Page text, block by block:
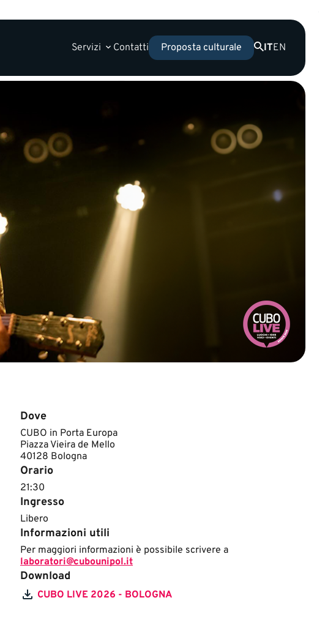
Servizi Contatti Proposta culturale ITEN
Dove
CUBO in Porta Europa
Piazza Vieira de Mello
40128 Bologna
Orario
​21:30
Ingresso
Libero
Informazioni utili
Per maggiori informazioni è possibile scrivere a
laboratori@cubounipol.it
Download
CUBO LIVE 2026 - BOLOGNA